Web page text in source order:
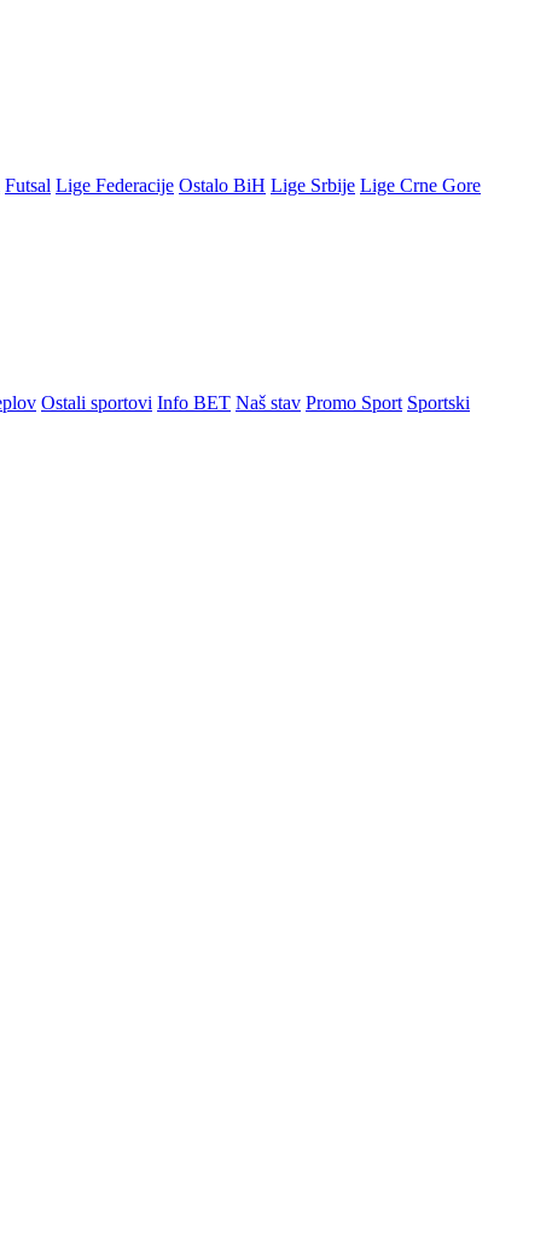
Futsal Lige Federacije Ostalo BiH Lige Srbije Lige Crne Gore
Ostali sportovi Info BET Naš stav Promo Sport Sportski